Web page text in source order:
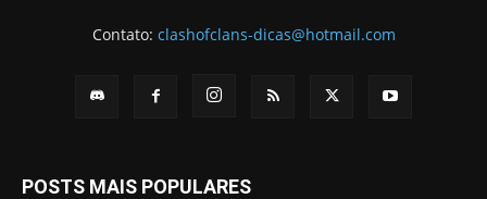
Contato: clashofclans-dicas@hotmail.com
POSTS MAIS POPULARES